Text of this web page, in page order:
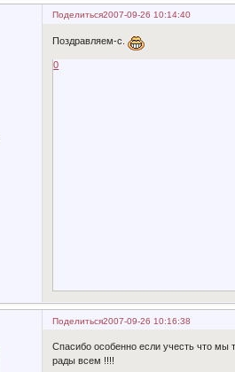
Поделиться2007-09-26 10:14:40
Поздравляем-с.
0
Поделиться2007-09-26 10:16:38
Спасибо особенно если учесть что мы
рады всем !!!!